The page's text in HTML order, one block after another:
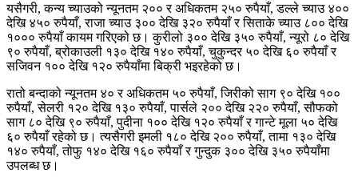
यसैगरी, कन्य च्याउको न्यूनतम २०० र अधिकतम २५० रुपैयाँ, डल्ले च्याउ ४००
देखि ४५० रुपैयाँ, राजा च्याउ ३०० देखि ३२० रुपैयाँ र सिताके च्याउ ८०० देखि
१००० रुपैयाँ कायम गरिएको छ। कुरीलो ३०० देखि ३५० रुपैयाँ, न्यूरो ८० देखि
९० रुपैयाँ, ब्रोकाउली १३० देखि १४० रुपैयाँ, चुकुन्दर ५० देखि ६० रुपैयाँ र
सजिवन १०० देखि १२० रुपैयाँमा बिक्री भइरहेको छ।
रातो बन्दाको न्यूनतम ४० र अधिकतम ५० रुपैयाँ, जिरीको साग ९० देखि १००
रुपैयाँ, सेलरी १२० देखि १३० रुपैयाँ, पार्सले २०० देखि २२० रुपैयाँ, सौफको
साग ८० देखि ९० रुपैयाँ, पुदीना १०० देखि १२० रुपैयाँ र गान्टे मूला ५० देखि
६० रुपैयाँ रहेको छ। त्यसैगरी इमली १८० देखि २०० रुपैयाँ, तामा १३० देखि
१४० रुपैयाँ, तोफु १४० देखि १६० रुपैयाँ र गुन्दुक ३०० देखि ३५० रुपैयाँमा
उपलब्ध छ।